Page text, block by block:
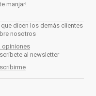
manjar!
que dicen los demás clientes
nosotros
opiniones
al newsletter